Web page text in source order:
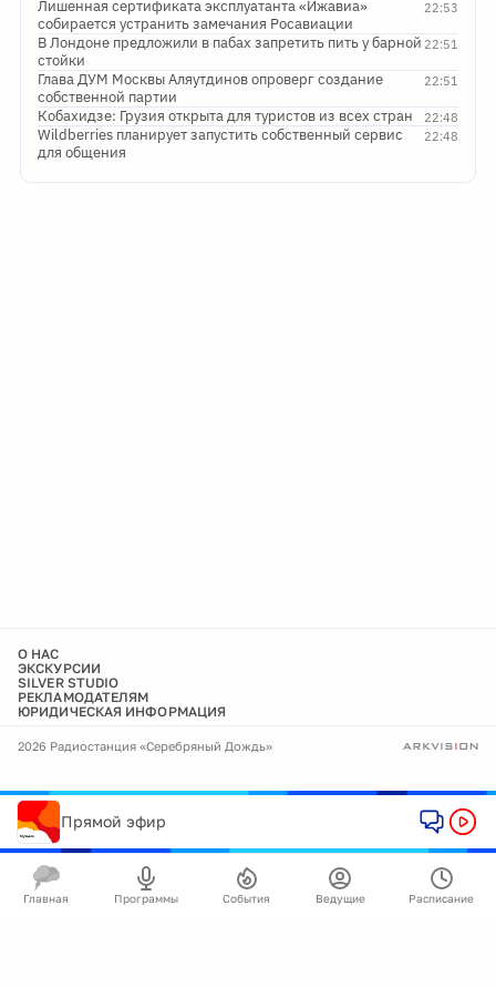
22:53
Лишенная сертификата эксплуатанта «Ижавиа»
собирается устранить замечания Росавиации
22:51
В Лондоне предложили в пабах запретить пить у барной
стойки
22:51
Глава ДУМ Москвы Аляутдинов опроверг создание
собственной партии
22:48
Кобахидзе: Грузия открыта для туристов из всех стран
22:48
Wildberries планирует запустить собственный сервис
для общения
О НАС
ЭКСКУРСИИ
SILVER STUDIO
РЕКЛАМОДАТЕЛЯМ
ЮРИДИЧЕСКАЯ ИНФОРМАЦИЯ
2026 Радиостанция «Серебряный Дождь»
Прямой эфир
Главная Программы События Ведущие Расписание